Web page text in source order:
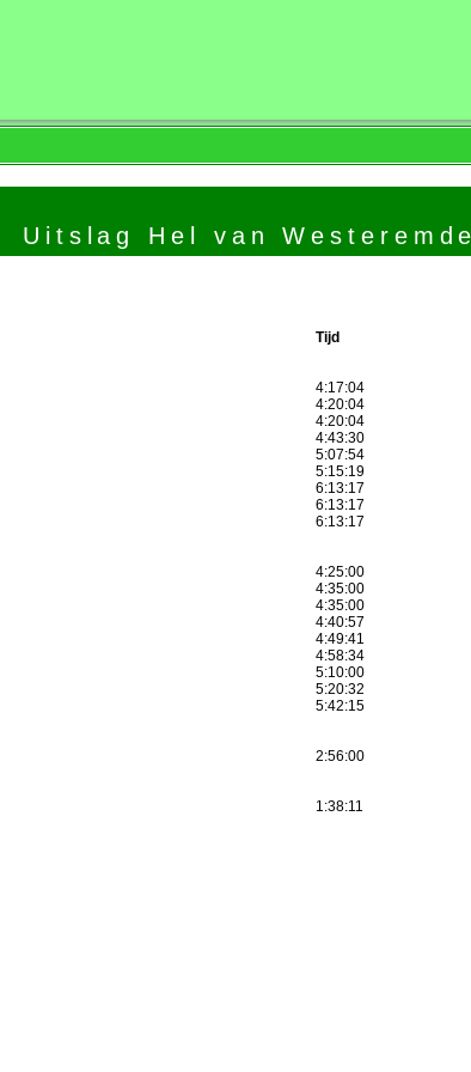
Uitslag Hel van
Tijd
4:17:04
4:20:04
4:20:04
4:43:30
5:07:54
5:15:19
6:13:17
6:13:17
6:13:17
4:25:00
4:35:00
4:35:00
4:40:57
4:49:41
4:58:34
5:10:00
5:20:32
5:42:15
2:56:00
1:38:11